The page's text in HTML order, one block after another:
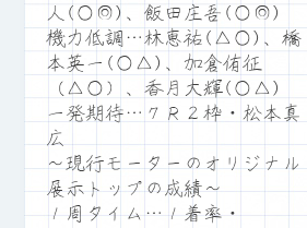
人(○◎)、飯田庄吾(○◎)
機力低調…林恵祐(△○)、橋
本英一(○△)、加倉侑征
（△○）、香月大輝(○△)
一発期待…７Ｒ２枠・松本真
広
～現行モーターのオリジナル
展示トップの成績～
１周タイム…１着率・